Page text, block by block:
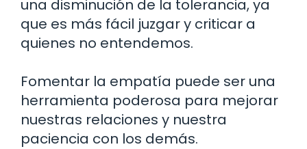
una disminución de la tolerancia, ya
que es más fácil juzgar y criticar a
quienes no entendemos.
Fomentar la empatía puede ser una
herramienta poderosa para mejorar
nuestras relaciones y nuestra
paciencia con los demás.